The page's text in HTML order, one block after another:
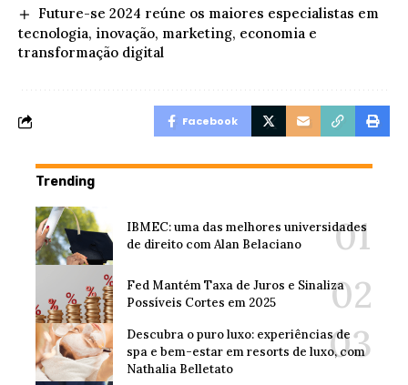
Future-se 2024 reúne os maiores especialistas em
tecnologia, inovação, marketing, economia e
transformação digital
Facebook
Trending
IBMEC: uma das melhores universidades
de direito com Alan Belaciano
Fed Mantém Taxa de Juros e Sinaliza
Possíveis Cortes em 2025
Descubra o puro luxo: experiências de
spa e bem-estar em resorts de luxo, com
Nathalia Belletato